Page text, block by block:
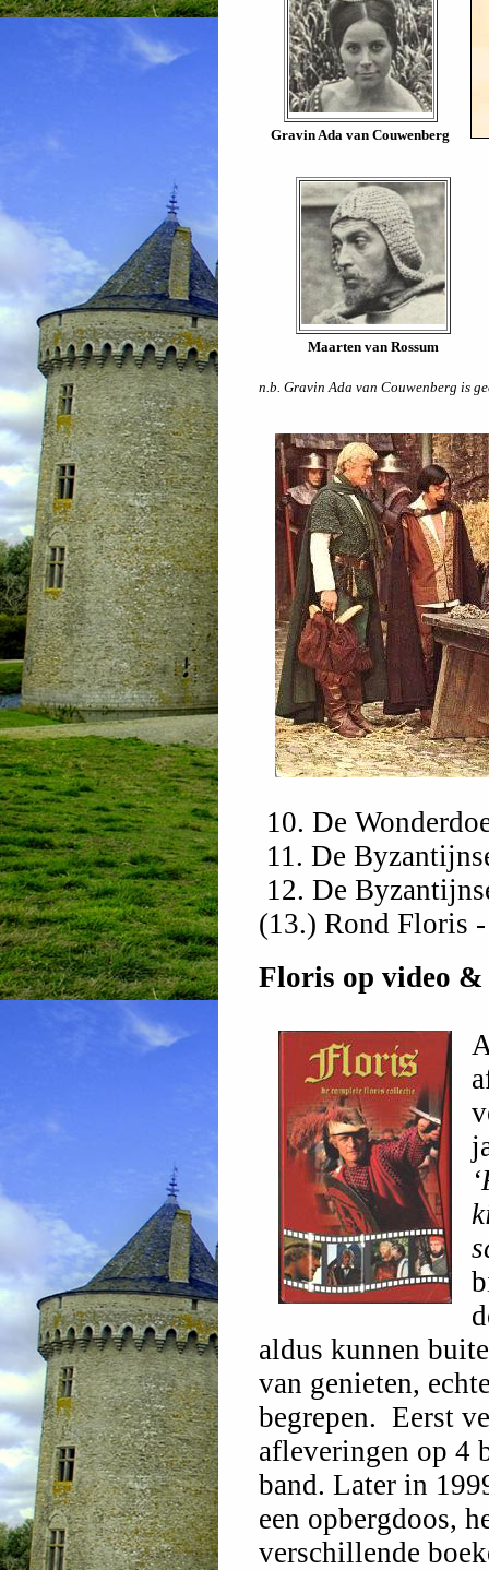
Gravin Ada van Couwenberg
Maarten van Rossum
n.b. Gravin Ada van Couwenberg is
10. De
11. De
12. De
(13.) Rond Floris
Floris op video &
aldus kunnen
van genieten,
begrepen. Eerst
afleveringen op 4
band. Later in
een opbergdoos,
verschillende